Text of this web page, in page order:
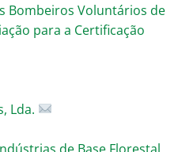
Bombeiros Voluntários de
para a Certificação
Lda.